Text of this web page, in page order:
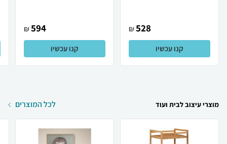
528
₪
קנו עכשיו
594
₪
קנו עכשיו
מוצרי עיצוב לבית ועוד לכל המוצרים